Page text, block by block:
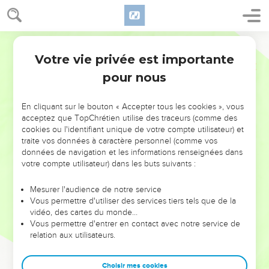
NE MANQUEZ PAS L’ÉVÉNEMENT
DE L’ANNÉE !
ET SI LEURS ERREURS POUVAIENT VOUS ÉVITER LES
VOTRES ?
leur foi ou leur vision. Mais on voit moins les doutes, les erreurs
et les saisons difficiles qu'ils ont traversés, alors même que ce
sont elles qui les ont façonnés.
Dans cette conférence, leaders, entrepreneurs, et responsables
clés pour avancer avec plus de sagesse afin que leurs erreurs
Votre vie privée est importante
pour nous
En cliquant sur le bouton « Accepter tous les cookies », vous
acceptez que TopChrétien utilise des traceurs (comme des
cookies ou l'identifiant unique de votre compte utilisateur) et
traite vos données à caractère personnel (comme vos
données de navigation et les informations renseignées dans
votre compte utilisateur) dans les buts suivants :
Mesurer l'audience de notre service
Vous permettre d'utiliser des services tiers tels que de la
vidéo, des cartes du monde…
Vous permettre d'entrer en contact avec notre service de
relation aux utilisateurs.
Choisir mes cookies